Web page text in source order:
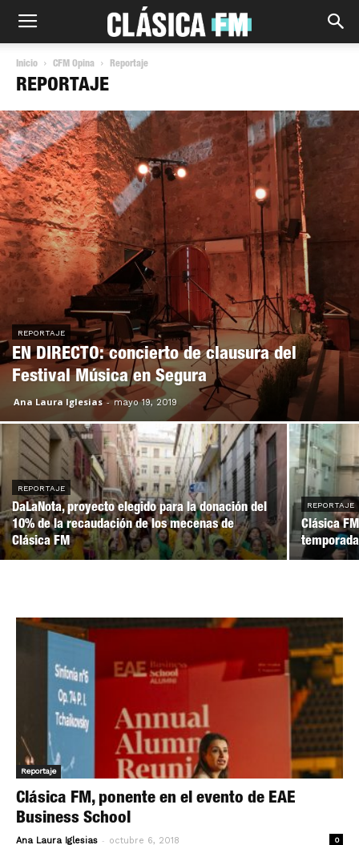
Inicio CFM Opina Reportaje
REPORTAJE
REPORTAJE
EN DIRECTO: concierto de clausura del
Festival Música en Segura
Ana Laura Iglesias - mayo 19, 2019
REPORTAJE
DaLaNota, proyecto elegido para la donación del
10% de la recaudación de los mecenas de
Clásica FM
REPORTAJE
Clásica
temporada
Reportaje
Clásica FM, ponente en el evento de EAE
Business School
Ana Laura Iglesias - octubre 6, 2018 0